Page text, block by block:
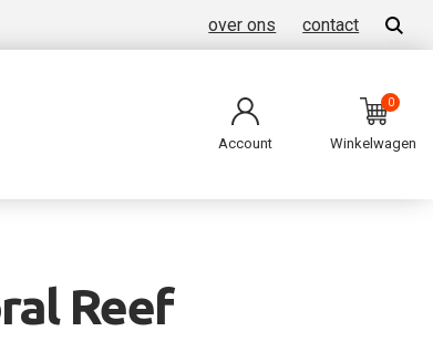
over ons contact
Account
0
Winkelwagen
Reef